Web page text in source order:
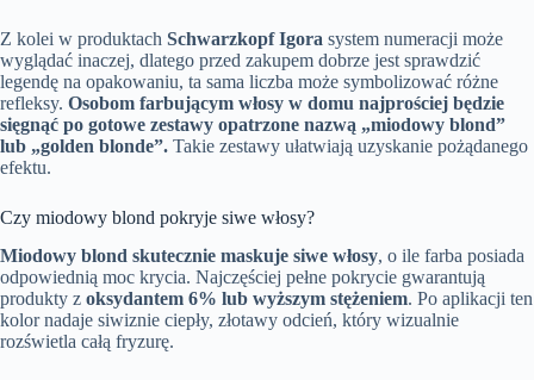
Z kolei w produktach Schwarzkopf Igora system numeracji może
wyglądać inaczej, dlatego przed zakupem dobrze jest sprawdzić
legendę na opakowaniu, ta sama liczba może symbolizować różne
refleksy. Osobom farbującym włosy w domu najprościej będzie
sięgnąć po gotowe zestawy opatrzone nazwą „miodowy blond”
lub „golden blonde”. Takie zestawy ułatwiają uzyskanie pożądanego
efektu.
Czy miodowy blond pokryje siwe włosy?
Miodowy blond skutecznie maskuje siwe włosy, o ile farba posiada
odpowiednią moc krycia. Najczęściej pełne pokrycie gwarantują
produkty z oksydantem 6% lub wyższym stężeniem. Po aplikacji ten
kolor nadaje siwiznie ciepły, złotawy odcień, który wizualnie
rozświetla całą fryzurę.